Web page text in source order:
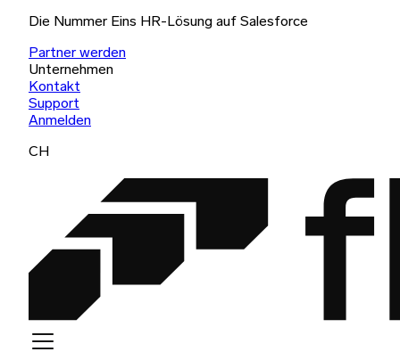
Die Nummer Eins HR-Lösung auf Salesforce
Partner werden
Unternehmen
Kontakt
Support
Anmelden
CH